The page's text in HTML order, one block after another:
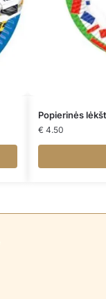
Popierinės
€ 4.50